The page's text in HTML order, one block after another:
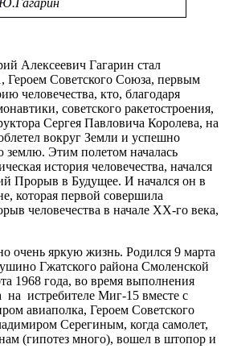
Алексеевич Гагарин стал
Советского Союза, первым
человечества, кто, благодаря
советского ракетостроения,
Сергея Павловича Королева, на
вокруг Земли и успешно
землю. Этим полетом началась
история человечества, начался
Прорыв в Будущее. И начался он в
которая первой совершила
человечества в начале ХХ-го века,
очень яркую жизнь. Родился 9 марта
Гжатского района Смоленской
1968 года, во время выполнения
на истребителе Миг-15 вместе с
авиаполка, Героем Советского
Серегиным, когда самолет,
(гипотез много), вошел в штопор и